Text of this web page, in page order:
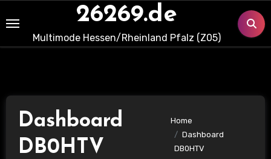
to
content
26269.de
Multimode Hessen/Rheinland Pfalz (Z05)
Dashboard
DB0HTV
Home
Dashboard
DB0HTV